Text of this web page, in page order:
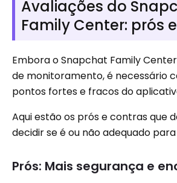
Avaliações do
Family Center: prós
Embora o Snapchat Family
de monitoramento, é necessário
pontos fortes e fracos do
Aqui estão os prós e contras que
decidir se é ou não adequado para
Prós: Mais segurança e